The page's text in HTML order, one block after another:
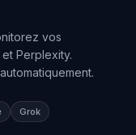
vos
Perplexity.
Grok